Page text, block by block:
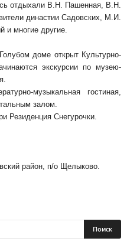
отдыхали В.Н. Пашенная, В.Н.
династии Садовских, М.И.
многие другие.
доме открыт Культурно-
экскурсии по музею-
музыкальная гостиная,
залом.
Резиденция Снегурочки.
район, п/о Щелыково.